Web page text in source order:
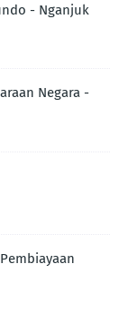
- Nganjuk
Negara -